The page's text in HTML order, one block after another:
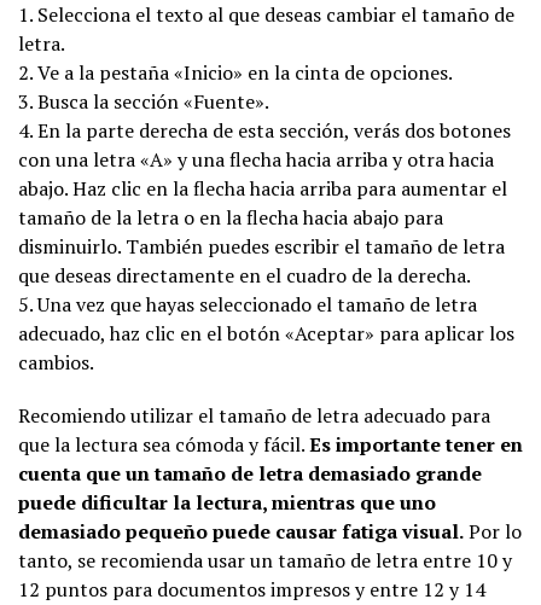
1. Selecciona el texto al que deseas cambiar el tamaño de
letra.
2. Ve a la pestaña «Inicio» en la cinta de opciones.
3. Busca la sección «Fuente».
4. En la parte derecha de esta sección, verás dos botones
con una letra «A» y una flecha hacia arriba y otra hacia
abajo. Haz clic en la flecha hacia arriba para aumentar el
tamaño de la letra o en la flecha hacia abajo para
disminuirlo. También puedes escribir el tamaño de letra
que deseas directamente en el cuadro de la derecha.
5. Una vez que hayas seleccionado el tamaño de letra
adecuado, haz clic en el botón «Aceptar» para aplicar los
cambios.
Recomiendo utilizar el tamaño de letra adecuado para
que la lectura sea cómoda y fácil.Es importante tener en
cuenta que un tamaño de letra demasiado grande
puede dificultar la lectura, mientras que uno
demasiado pequeño puede causar fatiga visual.Por lo
tanto, se recomienda usar un tamaño de letra entre 10 y
12 puntos para documentos impresos y entre 12 y 14